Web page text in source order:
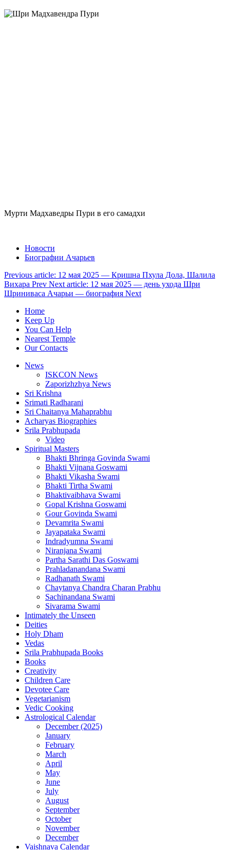
Мурти Мадхаведры Пури в его самадхи
Новости
Биографии Ачарьев
Previous article: 12 мая 2025 — Кришна Пхула Дола, Шалила
Вихара Prev Next article: 12 мая 2025 — день ухода Шри
Шриниваса Ачарьи — биография Next
Home
Keep Up
You Can Help
Nearest Temple
Our Contacts
News
ISKCON News
Zaporizhzhya News
Sri Krishna
Srimati Radharani
Sri Chaitanya Mahaprabhu
Acharyas Biographies
Srila Prabhupada
Video
Spiritual Masters
Bhakti Bhringa Govinda Swami
Bhakti Vijnana Goswami
Bhakti Vikasha Swami
Bhakti Tirtha Swami
Bhaktivaibhava Swami
Gopal Krishna Goswami
Gour Govinda Swami
Devamrita Swami
Jayapataka Swami
Indradyumna Swami
Niranjana Swami
Partha Sarathi Das Goswami
Prahladanandana Swami
Radhanath Swami
Chaytanya Chandra Charan Prabhu
Sachinandana Swami
Sivarama Swami
Intimately the Unseen
Deities
Holy Dham
Vedas
Srila Prabhupada Books
Books
Creativity
Children Care
Devotee Care
Vegetarianism
Vedic Cooking
Astrological Calendar
December (2025)
January
February
March
April
May
June
July
August
September
October
November
December
Vaishnava Calendar